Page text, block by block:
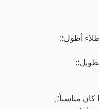
أطول؛;
مناسباً؛;